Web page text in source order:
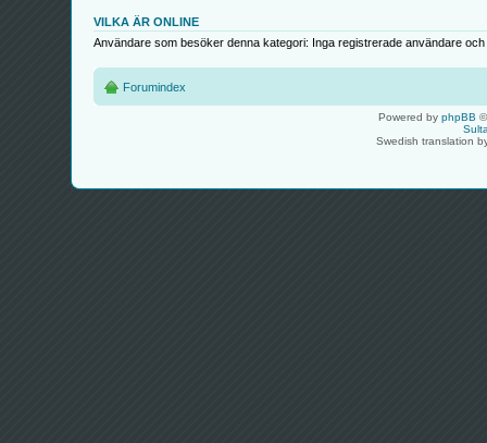
VILKA ÄR ONLINE
Användare som besöker denna kategori: Inga registrerade användare
Forumindex
Powered by phpBB
Swedish translation